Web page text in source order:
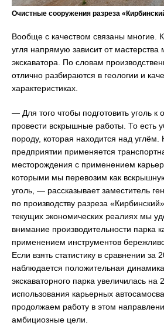
Очистные сооружения разреза
Вообще с качеством связаны многие.
угля напрямую зависит от мастерства
экскаватора. По словам
отлично разбираются в геологии и
характеристиках.
— Для того чтобы подготовить уголь к
провести вскрышные работы. То есть
породу, которая находится над
предприятии применяется
месторождения с применением
которыми мы перевозим как
уголь, — рассказывает заместитель
по производству разреза
текущих экономических реалиях мы
внимание производительности парка
применением инструментов
Если взять статистику в сравнении за
наблюдается положительная
экскаваторного парка увеличилась
использования карьерных
продолжаем работу в этом
амбициозные цели.